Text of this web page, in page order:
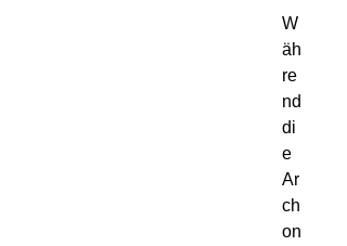
W
äh
re
nd
di
e
Ar
ch
on